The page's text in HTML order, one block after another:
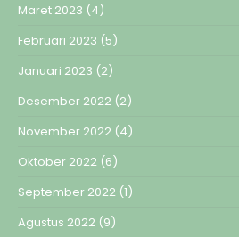
Maret 2023 (4)
Februari 2023 (5)
Januari 2023 (2)
Desember 2022 (2)
November 2022 (4)
Oktober 2022 (6)
September 2022 (1)
Agustus 2022 (9)